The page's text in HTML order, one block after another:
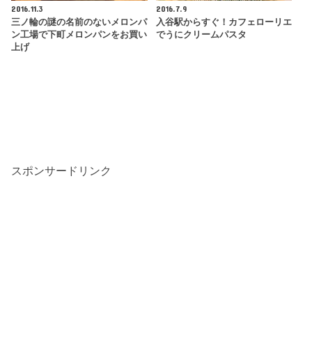
2016.11.3
三ノ輪の謎の名前のないメロンパ
ン工場で下町メロンパンをお買い
上げ
2016.7.9
入谷駅からすぐ！カフェローリエ
でうにクリームパスタ
スポンサードリンク